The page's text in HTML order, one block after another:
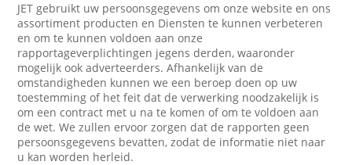
JET gebruikt uw persoonsgegevens om onze website en ons
assortiment producten en Diensten te kunnen verbeteren
en om te kunnen voldoen aan onze
rapportageverplichtingen jegens derden, waaronder
mogelijk ook adverteerders. Afhankelijk van de
omstandigheden kunnen we een beroep doen op uw
toestemming of het feit dat de verwerking noodzakelijk is
om een contract met u na te komen of om te voldoen aan
de wet. We zullen ervoor zorgen dat de rapporten geen
persoonsgegevens bevatten, zodat de informatie niet naar
u kan worden herleid.